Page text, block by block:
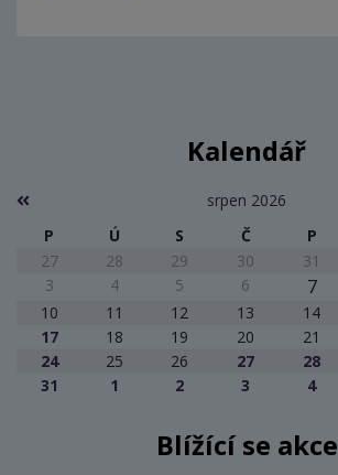
Kalendář
srpen 2026
P
Ú S Č P
27
28 29 30 31
3
4 5 6 7
10
11 12 13 14
17
18 19 20 21
24
25 26 27 28
31
1 2 3 4
Blížící se akce